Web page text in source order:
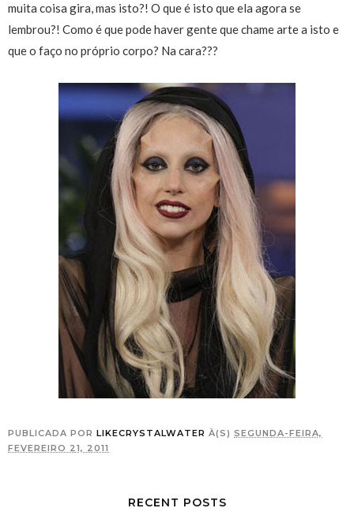
muita coisa gira, mas isto?! O que é isto que ela agora se
lembrou?! Como é que pode haver gente que chame arte a isto e
que o faço no próprio corpo? Na cara???
PUBLICADA POR LIKECRYSTALWATER À(S) SEGUNDA-FEIRA,
FEVEREIRO 21, 2011
RECENT POSTS